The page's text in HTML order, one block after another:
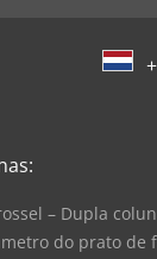
– Dupla
do prato de